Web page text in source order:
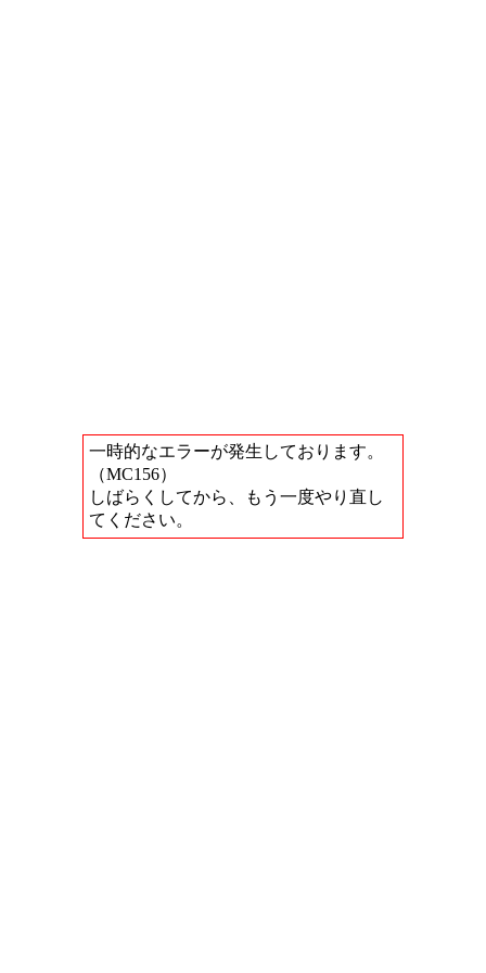
一時的なエラーが発生しております。
（MC156）
しばらくしてから、もう一度やり直し
てください。